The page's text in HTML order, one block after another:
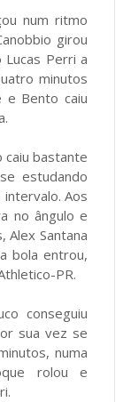
num ritmo
girou
Perri a
minutos
e Bento caiu
caiu bastante
estudando
Aos
no ângulo e
Alex Santana
bola entrou,
PR.
conseguiu
sua vez se
numa
rolou e